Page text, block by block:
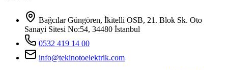
Bağcılar Güngören, İkitelli OSB, 21. Blok Sk. Oto
Sanayi Sitesi No:54, 34480 İstanbul
0532 419 14 00
info@tekinotoelektrik.com